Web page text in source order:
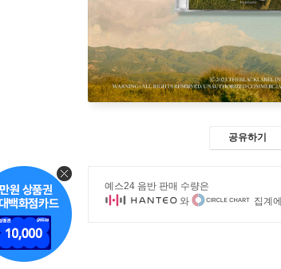
공유하기
예스24 음반 판매 수량은
와
집계